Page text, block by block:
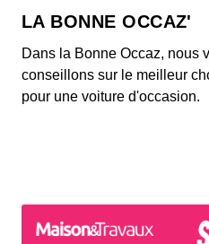
Voici
LA BONNE OCCAZ'
Dans la Bonne Occaz, nous
conseillons sur le meilleur
pour une voiture d'occasion.